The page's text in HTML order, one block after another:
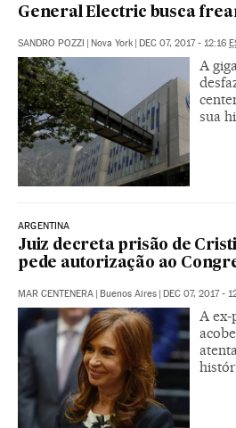
General Electric busca
SANDRO POZZI | Nova York | DEC 07, 2017 - 12:16
A
sua
ARGENTINA
Juiz decreta prisão de
pede autorização ao
MAR CENTENERA | Buenos Aires | DEC 07, 2017 -
A ex-